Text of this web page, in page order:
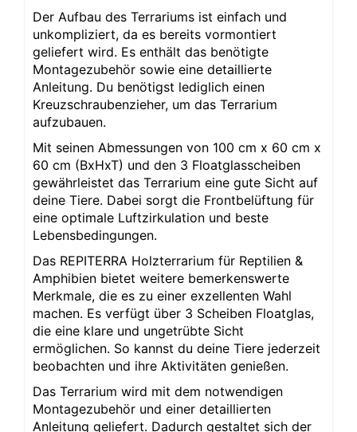
Der Aufbau des Terrariums ist einfach und
unkompliziert, da es bereits vormontiert
geliefert wird. Es enthält das benötigte
Montagezubehör sowie eine detaillierte
Anleitung. Du benötigst lediglich einen
Kreuzschraubenzieher, um das Terrarium
aufzubauen.
Mit seinen Abmessungen von 100 cm x 60 cm x
60 cm (BxHxT) und den 3 Floatglasscheiben
gewährleistet das Terrarium eine gute Sicht auf
deine Tiere. Dabei sorgt die Frontbelüftung für
eine optimale Luftzirkulation und beste
Lebensbedingungen.
Das REPITERRA Holzterrarium für Reptilien &
Amphibien bietet weitere bemerkenswerte
Merkmale, die es zu einer exzellenten Wahl
machen. Es verfügt über 3 Scheiben Floatglas,
die eine klare und ungetrübte Sicht
ermöglichen. So kannst du deine Tiere jederzeit
beobachten und ihre Aktivitäten genießen.
Das Terrarium wird mit dem notwendigen
Montagezubehör und einer detaillierten
Anleitung geliefert. Dadurch gestaltet sich der